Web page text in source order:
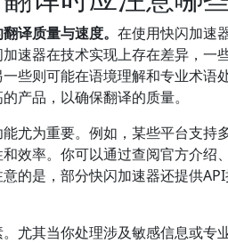
译质量与速度。 在使用快闪加速
速器在技术实现上存在差异，一
些则可能在语境理解和专业术语
产品，以确保翻译的质量。
尤为重要。例如，某些平台支持
效率。你可以通过查阅官方介绍
的是，部分快闪加速器还提供
尤其当你处理涉及敏感信息或专